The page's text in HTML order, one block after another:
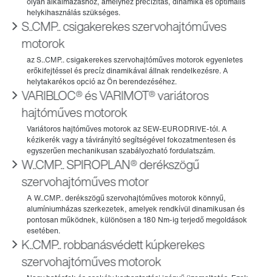
S..CMP.. csigakerekes szervohajtóműves
motorok
VARIBLOC® és VARIMOT® variátoros
hajtóműves motorok
W..CMP.. SPIROPLAN® derékszögű
szervohajtóműves motor
K..CMP.. robbanásvédett kúpkerekes
szervohajtóműves motorok